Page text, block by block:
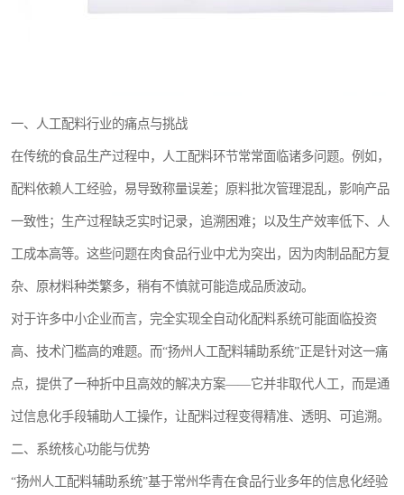
一、人工配料行业的痛点与挑战
在传统的食品生产过程中，人工配料环节常常面临诸多问题。例如，
配料依赖人工经验，易导致称量误差；原料批次管理混乱，影响产品
一致性；生产过程缺乏实时记录，追溯困难；以及生产效率低下、人
工成本高等。这些问题在肉食品行业中尤为突出，因为肉制品配方复
杂、原材料种类繁多，稍有不慎就可能造成品质波动。
对于许多中小企业而言，完全实现全自动化配料系统可能面临投资
高、技术门槛高的难题。而“扬州人工配料辅助系统”正是针对这一痛
点，提供了一种折中且高效的解决方案——它并非取代人工，而是通
过信息化手段辅助人工操作，让配料过程变得精准、透明、可追溯。
二、系统核心功能与优势
“扬州人工配料辅助系统”基于常州华青在食品行业多年的信息化经验